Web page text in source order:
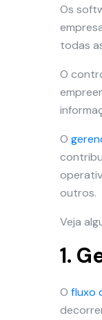
Os
todas
O
O
outros.
Veja
1.
O fluxo